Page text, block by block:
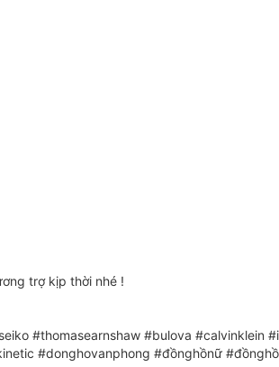
trợ kịp thời nhé !
#thomasearnshaw #bulova #calvinklein
#donghovanphong #đồnghồnữ